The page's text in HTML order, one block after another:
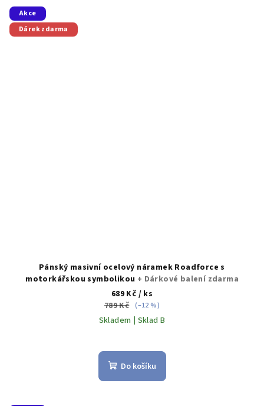
Akce
Dárek zdarma
Pánský masivní ocelový náramek Roadforce s
motorkářskou symbolikou + Dárkové balení zdarma
689 Kč / ks
789 Kč (–12 %)
Skladem | Sklad B
Do košíku